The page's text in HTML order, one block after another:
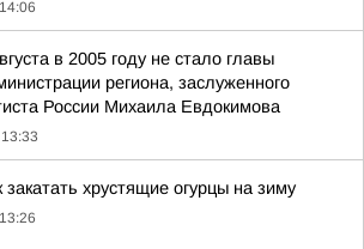
14:06
в 2005 году не стало главы
региона, заслуженного
России Михаила Евдокимова
13:33
закатать хрустящие огурцы на зиму
13:26